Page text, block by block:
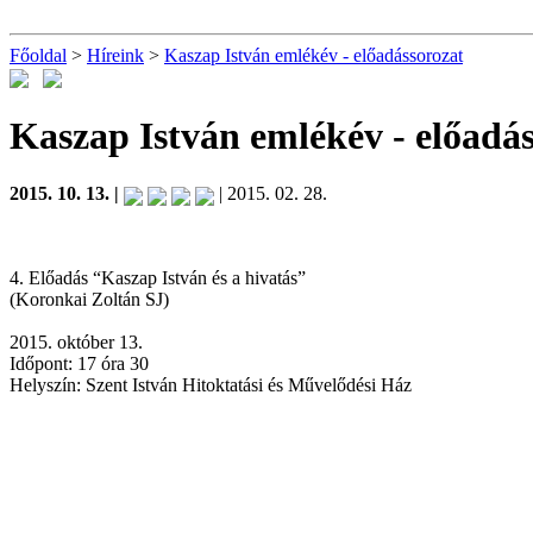
Főoldal > Híreink > Kaszap István emlékév - előadássorozat
Kaszap István emlékév -
2015. 10. 13. | | 2015. 02. 28.
4. Előadás “Kaszap István és a hivatás”
(Koronkai Zoltán SJ)
2015. október 13.
Időpont: 17 óra 30
Helyszín: Szent István Hitoktatási és Művelődési Ház